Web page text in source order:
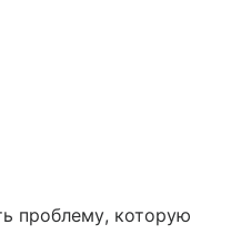
проблему, которую